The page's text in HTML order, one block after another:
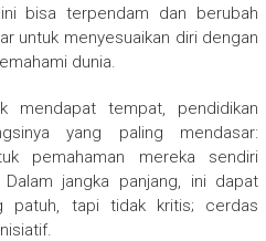
bisa terpendam dan berubah
untuk menyesuaikan diri dengan
dunia.
mendapat tempat, pendidikan
yang paling mendasar:
pemahaman mereka sendiri
jangka panjang, ini dapat
patuh, tapi tidak kritis; cerdas